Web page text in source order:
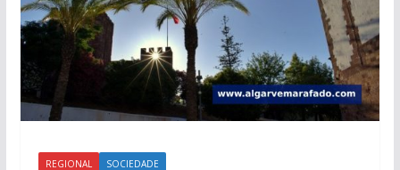
REGIONAL SOCIEDADE